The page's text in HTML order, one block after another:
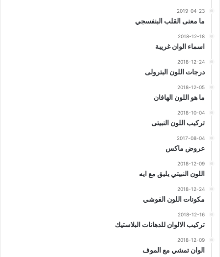
2019-04-23
ما معنى القلب البنفسجي
2018-12-18
اسماء الوان غريبة
2018-12-24
درجات اللون البترولى
2018-12-05
ما هو اللون الهافان
2018-10-04
تركيب اللون النبيتى
2017-08-04
عروض ماكس
2018-12-09
اللون النبيتي يليق مع ايه
2018-12-24
مكونات اللون الفوشي
2018-12-16
تركيب الالوان للدهانات البلاستيك
2018-12-09
الوان تمشي مع الموف